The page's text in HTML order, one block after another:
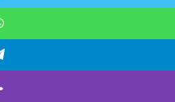
سطحة
سطحة
تويتر
واتساب
تيلقرام